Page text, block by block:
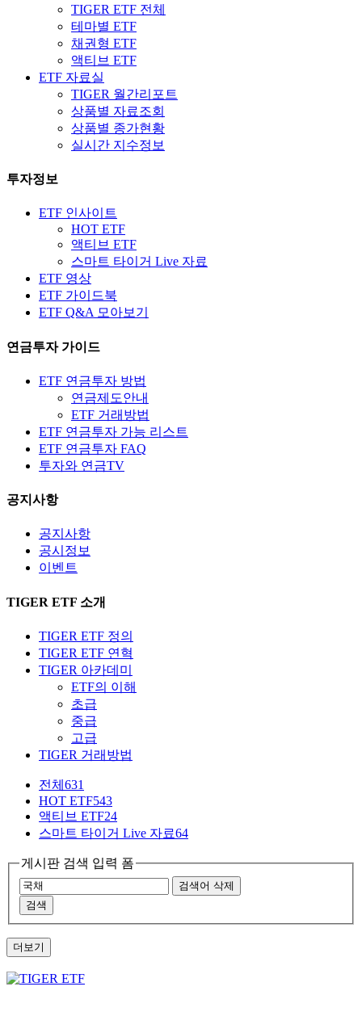
TIGER ETF 전체
테마별 ETF
채권형 ETF
액티브 ETF
ETF 자료실
TIGER 월간리포트
상품별 자료조회
상품별 종가현황
실시간 지수정보
투자정보
ETF 인사이트
HOT ETF
액티브 ETF
스마트 타이거 Live 자료
ETF 영상
ETF 가이드북
ETF Q&A 모아보기
연금투자 가이드
ETF 연금투자 방법
연금제도안내
ETF 거래방법
ETF 연금투자 가능 리스트
ETF 연금투자 FAQ
투자와 연금TV
공지사항
공지사항
공시정보
이벤트
TIGER ETF 소개
TIGER ETF 정의
TIGER ETF 연혁
TIGER 아카데미
ETF의 이해
초급
중급
고급
TIGER 거래방법
전체 631
HOT ETF543
액티브 ETF24
스마트 타이거 Live 자료64
게시판 검색 입력 폼
검색어 삭제
검색
더보기